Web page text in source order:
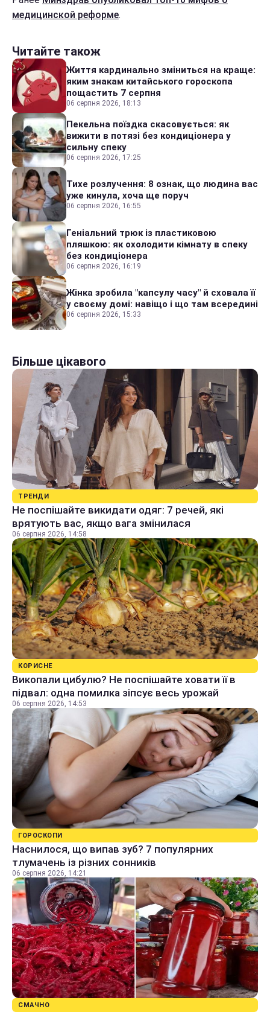
медицинской реформе.
Читайте також
Життя кардинально зміниться на краще:
яким знакам китайського гороскопа
пощастить 7 серпня
06 серпня 2026, 18:13
Пекельна поїздка скасовується: як
вижити в потязі без кондиціонера у
сильну спеку
06 серпня 2026, 17:25
Тихе розлучення: 8 ознак, що людина вас
уже кинула, хоча ще поруч
06 серпня 2026, 16:55
Геніальний трюк із пластиковою
пляшкою: як охолодити кімнату в спеку
без кондиціонера
06 серпня 2026, 16:19
Жінка зробила "капсулу часу" й сховала її
у своєму домі: навіщо і що там всередині
06 серпня 2026, 15:33
Більше цікавого
ТРЕНДИ
Не поспішайте викидати одяг: 7 речей, які
врятують вас, якщо вага змінилася
06 серпня 2026, 14:58
КОРИСНЕ
Викопали цибулю? Не поспішайте ховати її в
підвал: одна помилка зіпсує весь урожай
06 серпня 2026, 14:53
ГОРОСКОПИ
Наснилося, що випав зуб? 7 популярних
тлумачень із різних сонників
06 серпня 2026, 14:21
СМАЧНО